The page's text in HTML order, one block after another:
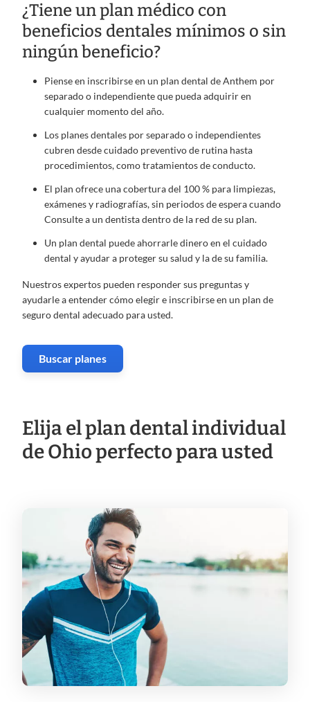
¿Tiene un plan médico con
beneficios dentales mínimos o sin
ningún beneficio?
Piense en inscribirse en un plan dental de Anthem por
separado o independiente que pueda adquirir en
cualquier momento del año.
Los planes dentales por separado o independientes
cubren desde cuidado preventivo de rutina hasta
procedimientos, como tratamientos de conducto.
El plan ofrece una cobertura del 100 % para limpiezas,
exámenes y radiografías, sin periodos de espera cuando
Consulte a un dentista dentro de la red de su plan.
Un plan dental puede ahorrarle dinero en el cuidado
dental y ayudar a proteger su salud y la de su familia.
Nuestros expertos pueden responder sus preguntas y
ayudarle a entender cómo elegir e inscribirse en un plan de
seguro dental adecuado para usted.
Buscar planes
Elija el plan dental individual
de Ohio perfecto para usted